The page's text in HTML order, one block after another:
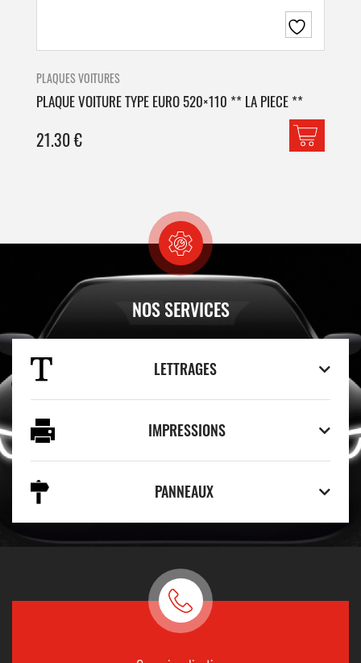
PLAQUES VOITURES
PLAQUE VOITURE TYPE EURO 520×110 ** LA PIECE **
21.30€
NOS SERVICES
LETTRAGES
IMPRESSIONS
PANNEAUX